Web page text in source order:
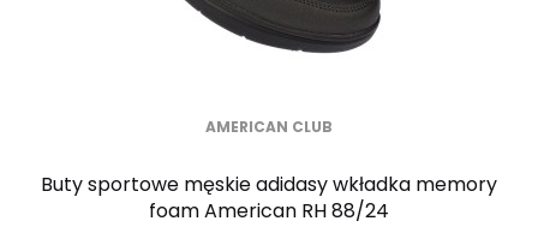
AMERICAN CLUB
Buty sportowe męskie adidasy wkładka memory
foam American RH 88/24